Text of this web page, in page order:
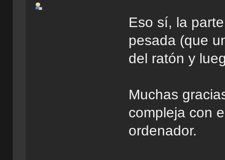
Eso sí, la
pesada (que
del ratón y
Muchas
compleja con
ordenador.